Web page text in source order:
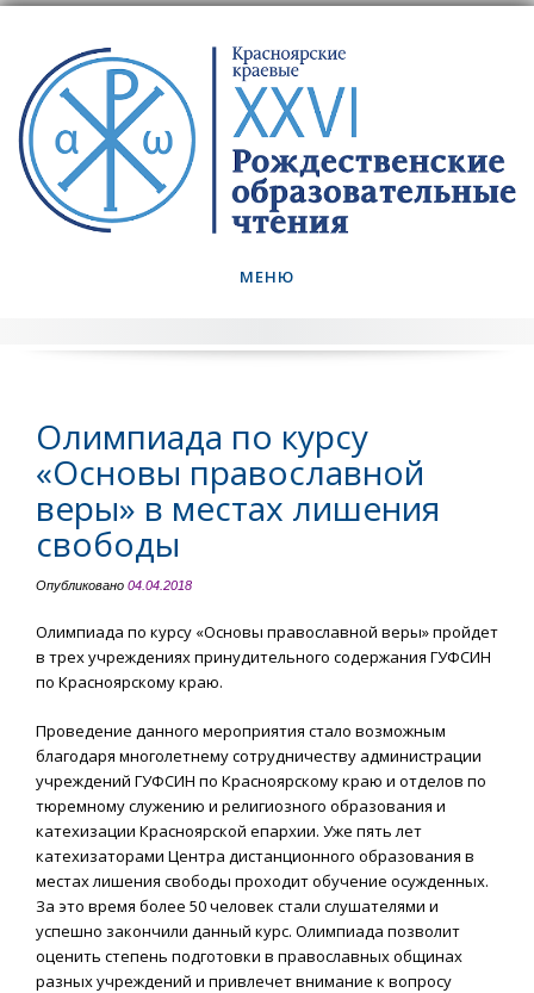
content
МЕНЮ
Олимпиада по курсу
«Основы православной
веры» в местах лишения
свободы
Опубликовано 04.04.2018
Олимпиада по курсу «Основы православной веры» пройдет
в трех учреждениях принудительного содержания ГУФСИН
по Красноярскому краю.
Проведение данного мероприятия стало возможным
благодаря многолетнему сотрудничеству администрации
учреждений ГУФСИН по Красноярскому краю и отделов по
тюремному служению и религиозного образования и
катехизации Красноярской епархии. Уже пять лет
катехизаторами Центра дистанционного образования в
местах лишения свободы проходит обучение осужденных.
За это время более 50 человек стали слушателями и
успешно закончили данный курс. Олимпиада позволит
оценить степень подготовки в православных общинах
разных учреждений и привлечет внимание к вопросу